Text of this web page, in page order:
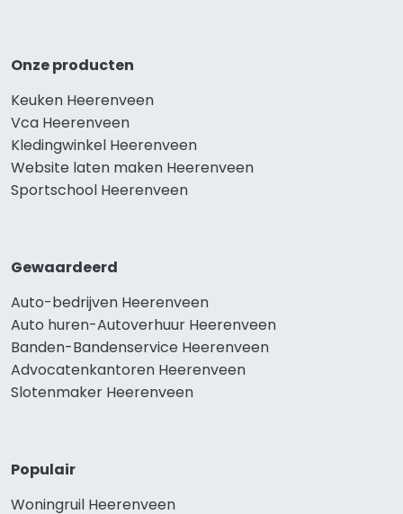
Onze producten
Keuken Heerenveen
Vca Heerenveen
Kledingwinkel Heerenveen
Website laten maken Heerenveen
Sportschool Heerenveen
Gewaardeerd
Auto-bedrijven Heerenveen
Auto huren-Autoverhuur Heerenveen
Banden-Bandenservice Heerenveen
Advocatenkantoren Heerenveen
Slotenmaker Heerenveen
Populair
Woningruil Heerenveen